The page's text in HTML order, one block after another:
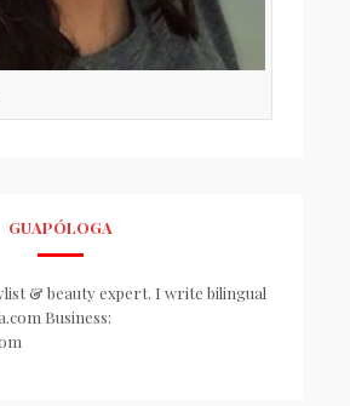
GUAPÓLOGA
& beauty expert. I write bilingual
Business: